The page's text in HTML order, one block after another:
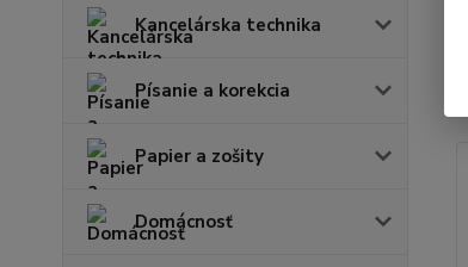
Kancelárska technika
Písanie a korekcia
Papier a zošity
Domácnosť